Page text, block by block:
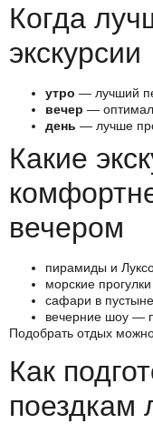
Когда
экскурсии
утро — лучший
вечер —
день — лучше
Какие
вечером
пирамиды и
морские
сафари в
вечерние шоу —
Подобрать отдых
Как
поездкам